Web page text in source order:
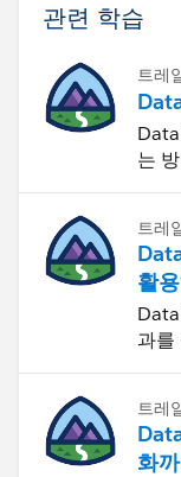
관련 학습
트레
는
트레
활
과를
트레
화